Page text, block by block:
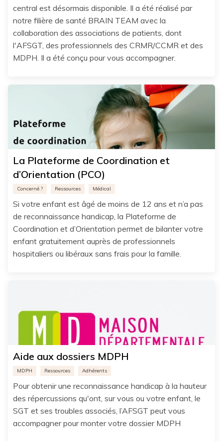
central est désormais disponible. Il a été réalisé par
notre filière de santé BRAIN TEAM avec la
collaboration des associations de patients, dont
l'AFSGT, des professionnels des CRMR/CCMR et des
MDPH. Il a été conçu pour vous accompagner.
La Plateforme de Coordination et
d’Orientation (PCO)
Concerné ? Ressources Médical
Si votre enfant est âgé de moins de 12 ans et n’a pas
de reconnaissance handicap, la Plateforme de
Coordination et d’Orientation permet de bilanter votre
enfant gratuitement auprès de professionnels
hospitaliers ou libéraux sans frais pour la famille.
Aide aux dossiers MDPH
MDPH Ressources Adhérents
Pour obtenir une reconnaissance handicap à la hauteur
des répercussions qu'ont, sur vous ou votre enfant, le
SGT et ses troubles associés, l’AFSGT peut vous
accompagner pour monter votre dossier MDPH